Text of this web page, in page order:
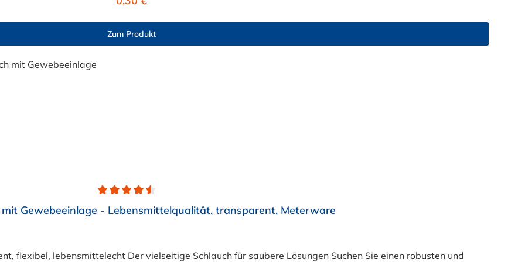
Zum Produkt
mit Gewebeeinlage - Lebensmittelqualität, transparent, Meterware
Der vielseitige Schlauch für saubere Lösungen Suchen Sie einen robusten und